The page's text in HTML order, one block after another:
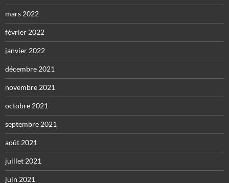
mars 2022
février 2022
janvier 2022
décembre 2021
novembre 2021
octobre 2021
septembre 2021
août 2021
juillet 2021
juin 2021